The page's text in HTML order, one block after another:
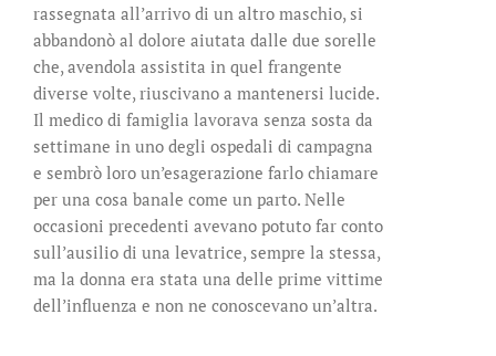
rassegnata all’arrivo di un altro maschio, si
abbandonò al dolore aiutata dalle due sorelle
che, avendola assistita in quel frangente
diverse volte, riuscivano a mantenersi lucide.
Il medico di famiglia lavorava senza sosta da
settimane in uno degli ospedali di campagna
e sembrò loro un’esagerazione farlo chiamare
per una cosa banale come un parto. Nelle
occasioni precedenti avevano potuto far conto
sull’ausilio di una levatrice, sempre la stessa,
ma la donna era stata una delle prime vittime
dell’influenza e non ne conoscevano un’altra.